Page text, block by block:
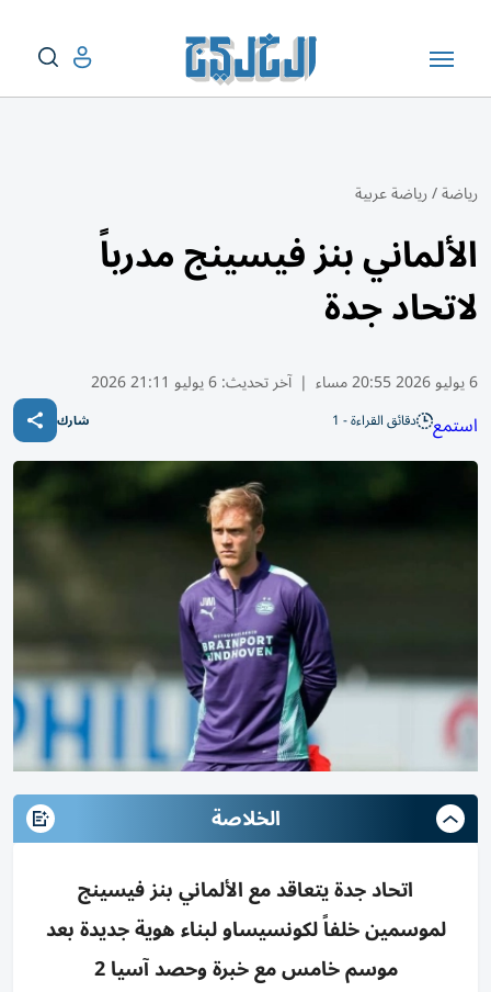
رياضة/رياضة عربية
الألماني بنز فيسينج مدرباً
لاتحاد جدة
6 يوليو 2026 20:55 مساء | آخر تحديث:6 يوليو 21:11 2026
استمع دقائق القراءة - 1 شارك
الخلاصة
اتحاد جدة يتعاقد مع الألماني بنز فيسينج
لموسمين خلفاً لكونسيساو لبناء هوية جديدة بعد
موسم خامس مع خبرة وحصد آسيا 2